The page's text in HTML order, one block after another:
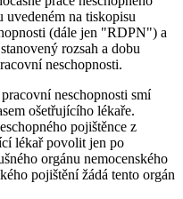
uvedeném na tiskopisu
(dále jen "RDPN") a
rozsah a dobu
neschopnosti.
neschopnosti smí
ošetřujícího lékaře.
pojištěnce z
lékař povolit jen po
orgánu nemocenského
pojištění žádá tento orgán